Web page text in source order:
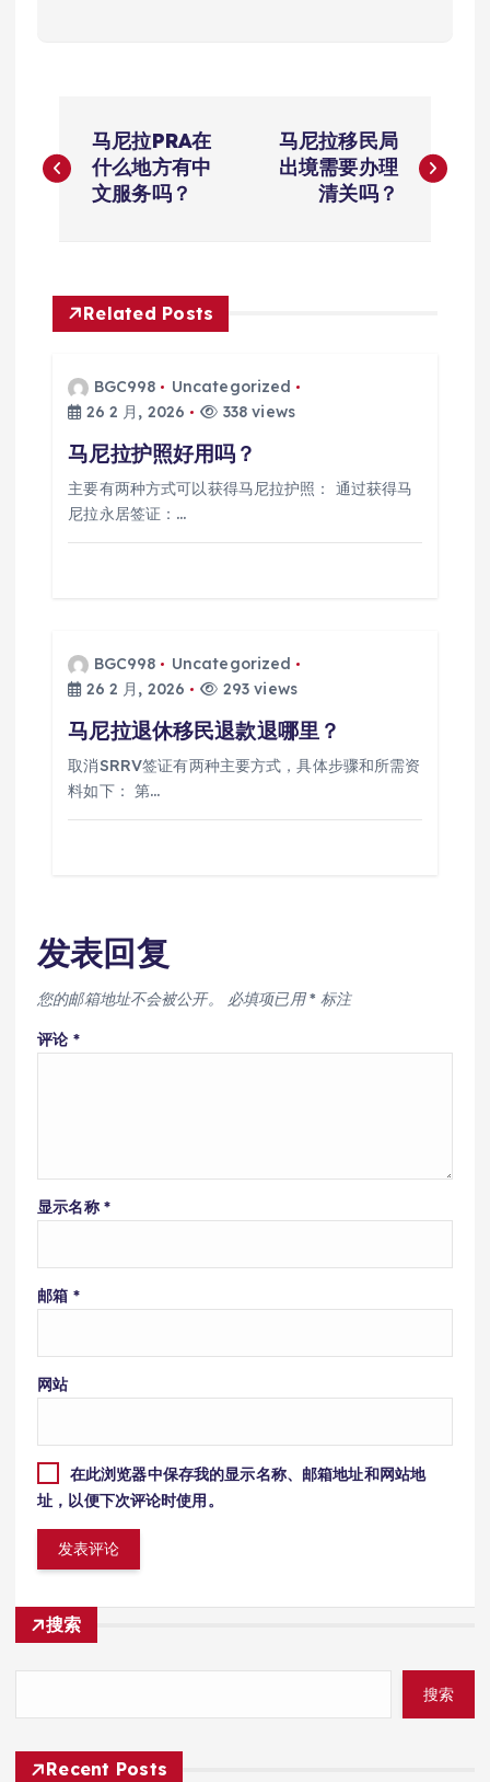
章
航
马尼拉PRA在
什么地方有中
文服务吗？
马尼拉移民局
出境需要办理
清关吗？
Related Posts
BGC998
Uncategorized
26 2 月, 2026
338 views
马尼拉护照好用吗？
主要有两种方式可以获得马尼拉护照： 通过获得马
尼拉永居签证：…
BGC998
Uncategorized
26 2 月, 2026
293 views
马尼拉退休移民退款退哪里？
取消SRRV签证有两种主要方式，具体步骤和所需资
料如下： 第…
发表回复
您的邮箱地址不会被公开。 必填项已用* 标注
评论 *
显示名称 *
邮箱 *
网站
在此浏览器中保存我的显示名称、邮箱地址和网站地
址，以便下次评论时使用。
搜索
搜索
Recent Posts